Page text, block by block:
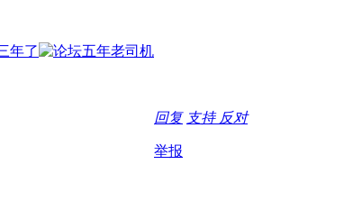
回复 支持 反对
举报